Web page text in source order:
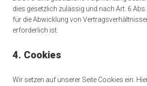
dies gesetzlich zulässig und nach Art. 6 Abs.
für die Abwicklung von
erforderlich ist.
4. Cookies
Wir setzen auf unserer Seite Cookies ein.